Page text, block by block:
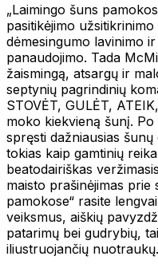
„Laimingo šuns
pasitikėjimo
dėmesingumo lavinimo
panaudojimo. Tada
žaismingą, atsargų ir
septynių pagrindinių
STOVĖT, GULĖT,
moko kiekvieną šunį.
spręsti dažniausias
tokias kaip gamtinių
beatodairiškas
maisto prašinėjimas prie
pamokose“ rasite
veiksmus, aiškių
patarimų bei gudrybių,
iliustruojančių nuotraukų.